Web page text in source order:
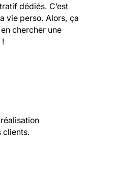
dédiés. C’est
vie perso. Alors, ça
chercher une
!
clients.